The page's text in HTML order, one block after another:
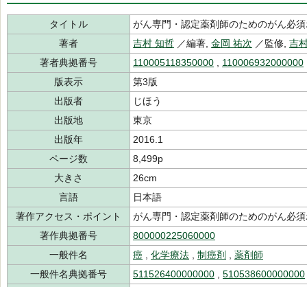
タイトル
がん専門・認定薬剤師のためのがん必
著者
吉村 知哲 ／編著, 金岡 祐次 ／監修, 吉
著者典拠番号
110005118350000 110006932000000
版表示
第3版
出版者
じほう
出版地
東京
出版年
2016.1
ページ数
8,499p
大きさ
26cm
言語
日本語
著作アクセス・ポイント
がん専門・認定薬剤師のためのがん必
著作典拠番号
800000225060000
一般件名
癌 化学療法 制癌剤
薬剤師
一般件名典拠番号
511526400000000 510538600000000